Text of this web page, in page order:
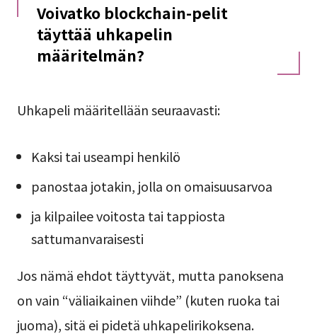
Voivatko blockchain-pelit
täyttää uhkapelin
määritelmän?
Uhkapeli määritellään seuraavasti:
Kaksi tai useampi henkilö
panostaa jotakin, jolla on omaisuusarvoa
ja kilpailee voitosta tai tappiosta
sattumanvaraisesti
Jos nämä ehdot täyttyvät, mutta panoksena
on vain “väliaikainen viihde” (kuten ruoka tai
juoma), sitä ei pidetä uhkapelirikoksena.